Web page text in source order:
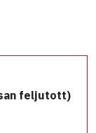
feljutott)